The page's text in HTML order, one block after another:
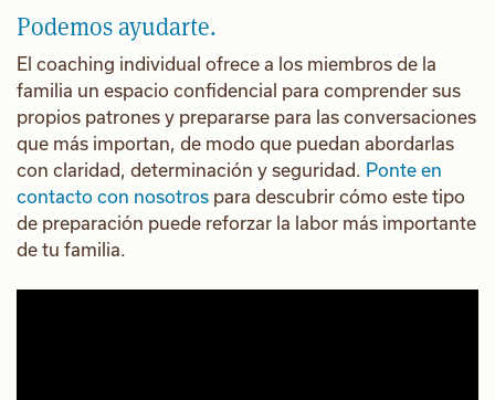
Podemos ayudarte.
El coaching individual ofrece a los miembros de la
familia un espacio confidencial para comprender sus
propios patrones y prepararse para las conversaciones
que más importan, de modo que puedan abordarlas
con claridad, determinación y seguridad. Ponte en
contacto con nosotros para descubrir cómo este tipo
de preparación puede reforzar la labor más importante
de tu familia.